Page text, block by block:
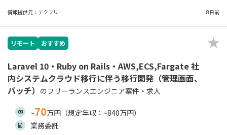
情報提供元：テクフリ 8日前
リモート おすすめ
Laravel 10・Ruby on Rails・AWS,ECS,Fargate 社
内システムクラウド移行に伴う移行開発（管理画面、
バッチ） のフリーランスエンジニア案件・求人
~70万円（想定年収：~840万円）
業務委託